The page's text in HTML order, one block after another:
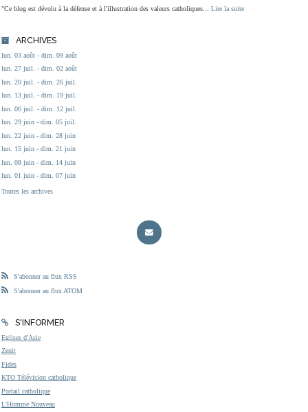
"Ce blog est dévolu à la défense et à l'illustration des valeurs catholiques... Lire la suite
ARCHIVES
lun. 03 août - dim. 09 août
lun. 27 juil. - dim. 02 août
lun. 20 juil. - dim. 26 juil.
lun. 13 juil. - dim. 19 juil.
lun. 06 juil. - dim. 12 juil.
lun. 29 juin - dim. 05 juil.
lun. 22 juin - dim. 28 juin
lun. 15 juin - dim. 21 juin
lun. 08 juin - dim. 14 juin
lun. 01 juin - dim. 07 juin
Toutes les archives
S'abonner au flux RSS
S'abonner au flux ATOM
S'INFORMER
Eglises d'Asie
Zenit
Fides
KTO Télévision catholique
Portail catholique
L'Homme Nouveau